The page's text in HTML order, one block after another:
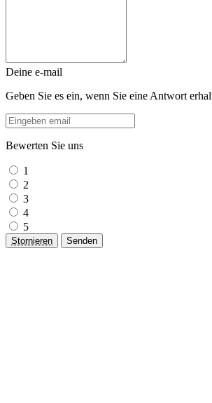
Deine e-mail
Geben Sie es ein, wenn Sie eine Antwort
Bewerten Sie uns
1
2
3
4
5
Stornieren Senden